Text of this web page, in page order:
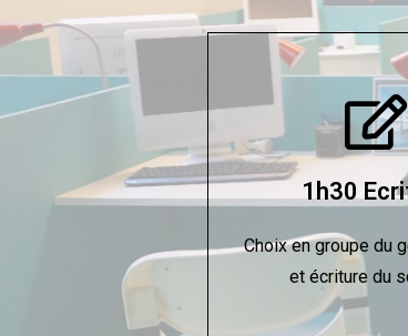
1h30
Choix en groupe du
et écriture du